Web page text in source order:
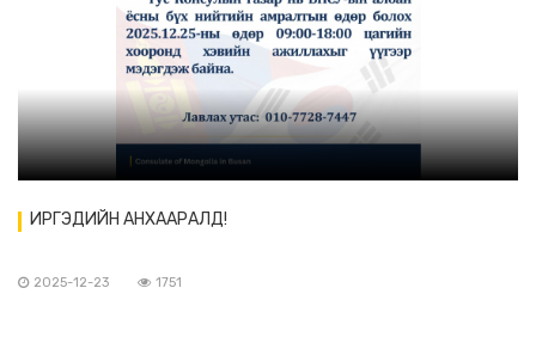
ИРГЭДИЙН АНХААРАЛД!
2025-12-23 1751